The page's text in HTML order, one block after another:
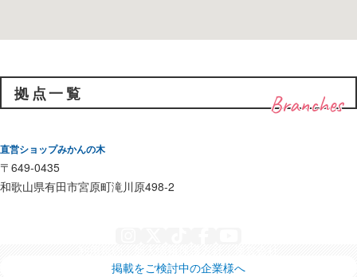
Branches
拠点一覧
直営ショップみかんの木
〒649-0435
和歌山県有田市宮原町滝川原498-2
掲載をご検討中の企業様へ